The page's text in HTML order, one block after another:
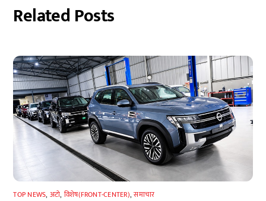
Related Posts
TOP NEWS, अटाे, विशेष(FRONT-CENTER),समाचार